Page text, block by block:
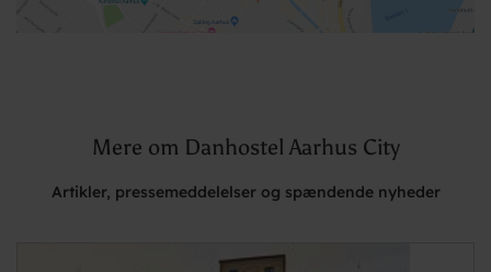
Mere om Danhostel Aarhus City
Artikler, pressemeddelelser og spændende nyheder